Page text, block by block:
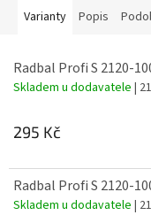
Varianty Popis
Radbal Profi S 2120-
Skladem u dodavatele |
295 Kč
Radbal Profi S 2120-
Skladem u dodavatele |